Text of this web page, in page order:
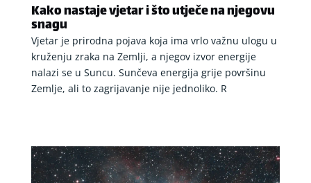
Kako nastaje vjetar i što utječe na njegovu
snagu
Vjetar je prirodna pojava koja ima vrlo važnu ulogu u
kruženju zraka na Zemlji, a njegov izvor energije
nalazi se u Suncu. Sunčeva energija grije površinu
Zemlje, ali to zagrijavanje nije jednoliko. R